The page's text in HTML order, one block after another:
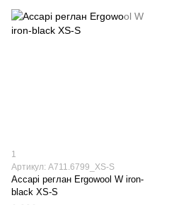
1
Артикул: A711.6799_XS-S
Accapi реглан Ergowool W iron-
black XS-S